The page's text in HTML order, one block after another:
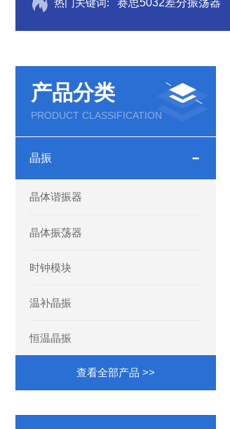
热门关键词: 赛思5032差分振荡器
产品分类
PRODUCT CLASSIFICATION
晶振
晶体谐振器
晶体振荡器
时钟模块
温补晶振
恒温晶振
查看全部产品 >>